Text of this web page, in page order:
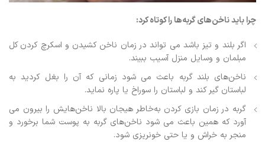
چرا باید ناخن‌های گربه‌ها را کوتاه کرد:
اگر بلند و تیز باشد می تواند در زمان ناخن کشیدن و اسکرچ کردن کل
مبلمان و وسایل منزل آسیب ببیند.
ناخن‌های بلند گربه باعث می شود زمانی که آن را بغل کردید به
لباستان گیر کند و لباستان را سوراخ یا پاره نماید.
گربه‌ در زمان بازی ‌کردن به‌خاطر هیجان بالا ناخن‌هایش را بیرون می
‌آورد که همین باعث می شود ناخن‌های گربه به پوست شما برخورد و
منجر به خراش و یا حتی خونریزی شود.